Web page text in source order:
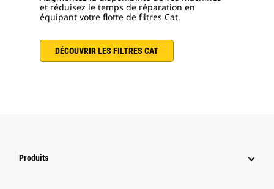
et réduisez le temps de réparation en
équipant votre flotte de filtres Cat.
DÉCOUVRIR LES FILTRES CAT
Produits